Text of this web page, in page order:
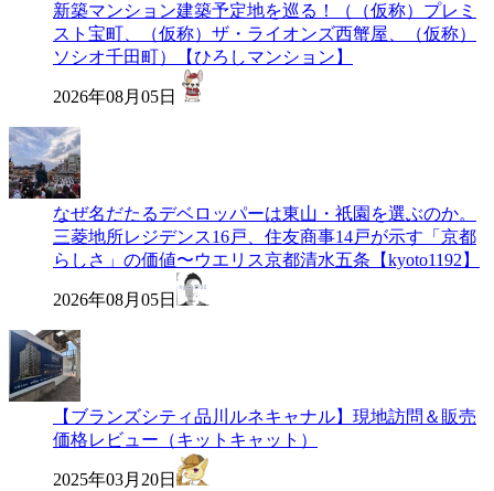
新築マンション建築予定地を巡る！（（仮称）プレミ
スト宝町、（仮称）ザ・ライオンズ西蟹屋、（仮称）
ソシオ千田町）【ひろしマンション】
2026年08月05日
なぜ名だたるデベロッパーは東山・祇園を選ぶのか。
三菱地所レジデンス16戸、住友商事14戸が示す「京都
らしさ」の価値〜ウエリス京都清水五条【kyoto1192】
2026年08月05日
【ブランズシティ品川ルネキャナル】現地訪問＆販売
価格レビュー（キットキャット）
2025年03月20日